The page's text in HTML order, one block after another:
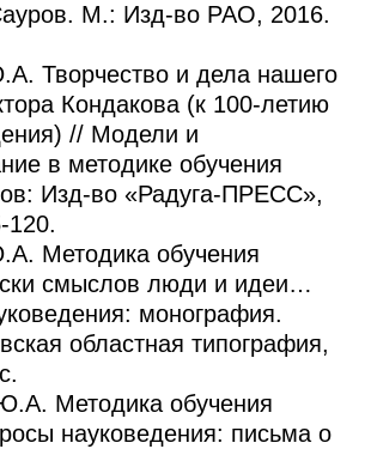
М.: Изд-во РАО, 2016.
Творчество и дела нашего
Кондакова (к 100-летию
// Модели и
в методике обучения
Изд-во «Радуга-ПРЕСС»,
120.
Методика обучения
смыслов люди и идеи…
монография.
областная типография,
Методика обучения
науковедения: письма о